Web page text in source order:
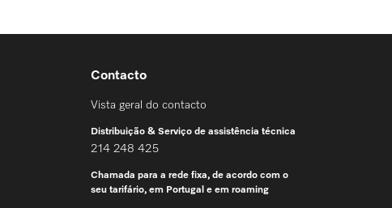
Contacto
Vista geral do contacto
Distribuição & Serviço de assistência técnica
214 248 425
Chamada para a rede fixa, de acordo com o
seu tarifário, em Portugal e em roaming